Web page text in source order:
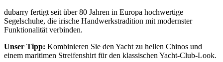
dubarry fertigt seit über 80 Jahren in Europa hochwertige
Segelschuhe, die irische Handwerkstradition mit modernster
Funktionalität verbinden.
Unser Tipp: Kombinieren Sie den Yacht zu hellen Chinos und
einem maritimen Streifenshirt für den klassischen Yacht-Club-Look.